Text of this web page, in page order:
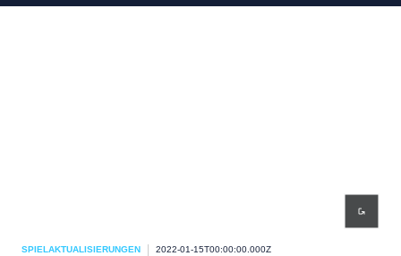
SPIELAKTUALISIERUNGEN 2022-01-15T00:00:00.000Z